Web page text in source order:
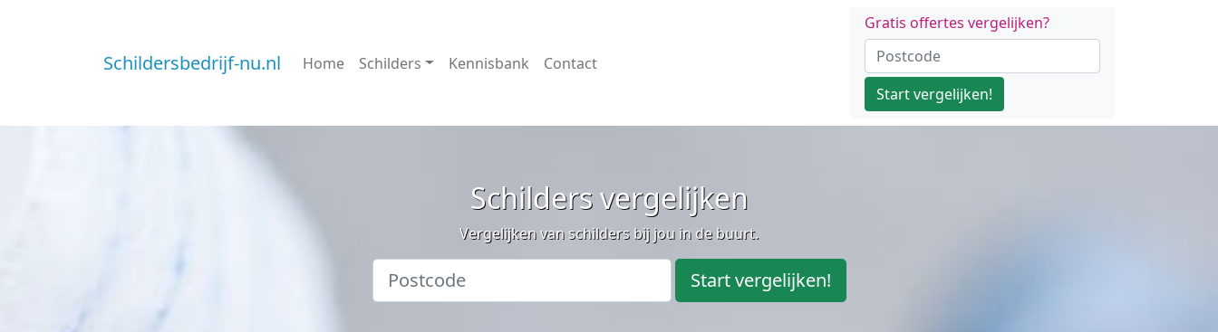
Schildersbedrijf-nu.nl Home Schilders Kennisbank Contact
Gratis offertes vergelijken?
Start vergelijken!
Schilders vergelijken
Vergelijken van schilders bij jou in de buurt.
Start vergelijken!